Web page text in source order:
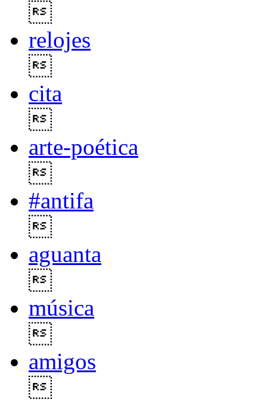
relojes
cita
arte-poética
#antifa
aguanta
música
amigos